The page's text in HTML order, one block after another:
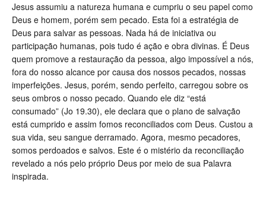
Jesus assumiu a natureza humana e cumpriu o seu papel como
Deus e homem, porém sem pecado. Esta foi a estratégia de
Deus para salvar as pessoas. Nada há de iniciativa ou
participação humanas, pois tudo é ação e obra divinas. É Deus
quem promove a restauração da pessoa, algo impossível a nós,
fora do nosso alcance por causa dos nossos pecados, nossas
imperfeições. Jesus, porém, sendo perfeito, carregou sobre os
seus ombros o nosso pecado. Quando ele diz “está
consumado” (Jo 19.30), ele declara que o plano de salvação
está cumprido e assim fomos reconciliados com Deus. Custou a
sua vida, seu sangue derramado. Agora, mesmo pecadores,
somos perdoados e salvos. Este é o mistério da reconciliação
revelado a nós pelo próprio Deus por meio de sua Palavra
inspirada.